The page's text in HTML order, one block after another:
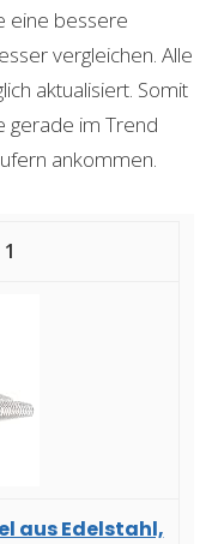
eine bessere
vergleichen. Alle
aktualisiert. Somit
gerade im Trend
ankommen.
1
aus Edelstahl,